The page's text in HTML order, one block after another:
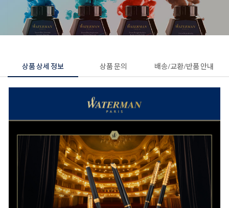
상품 상세 정보 상품 문의 배송/교환/반품 안내